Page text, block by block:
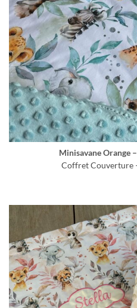
Minisavane Orange
Coffret Couverture